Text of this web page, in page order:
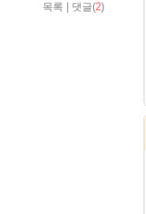
목록 댓글(2)